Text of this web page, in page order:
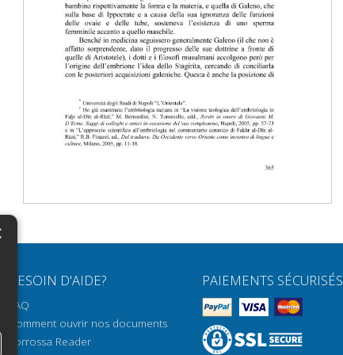
BESOIN D'AIDE?
FAQ
Comment ouvrir nos documents
Torrossa Reader
PAIEMENTS SÉCURISÉS